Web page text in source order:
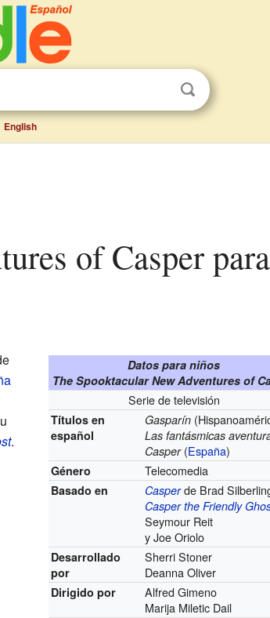
English
Datos para niños
The Spooktacular New Adventures of
Serie de televisión
Títulos en
español
Gasparín
Las fantásmicas
Casper(España)
Género Telecomedia
Basado en Casperde Brad
Casper the Friendly
Seymour Reit
y Joe Oriolo
Desarrollado
por
Sherri Stoner
Deanna Oliver
Dirigido por
Alfred Gimeno
Marija Miletic Dail
.